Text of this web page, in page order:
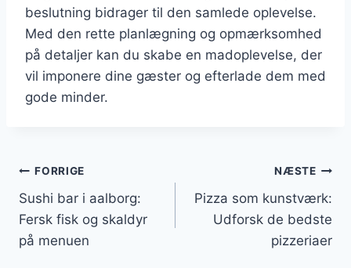
beslutning bidrager til den samlede oplevelse.
Med den rette planlægning og opmærksomhed
på detaljer kan du skabe en madoplevelse, der
vil imponere dine gæster og efterlade dem med
gode minder.
Indlægsnavigation
FORRIGE
Sushi bar i aalborg:
Fersk fisk og skaldyr
på menuen
NÆSTE
Pizza som kunstværk:
Udforsk de bedste
pizzeriaer